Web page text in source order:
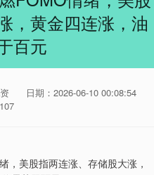
，黄金四连涨，油
百元
日期：2026-06-10 00:08:54